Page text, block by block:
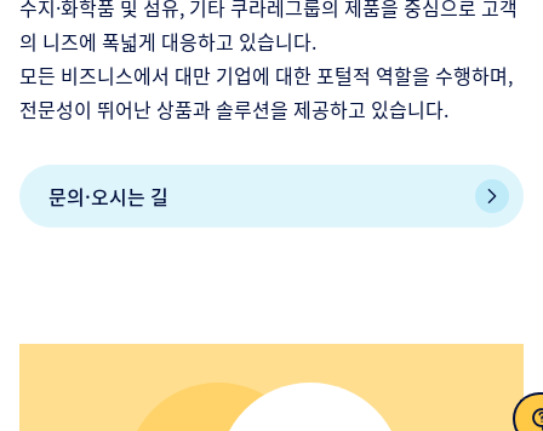
수지·화학품 및 섬유, 기타 쿠라레그룹의 제품을 중심으로 고객
의 니즈에 폭넓게 대응하고 있습니다.
모든 비즈니스에서 대만 기업에 대한 포털적 역할을 수행하며,
전문성이 뛰어난 상품과 솔루션을 제공하고 있습니다.
문의·오시는 길